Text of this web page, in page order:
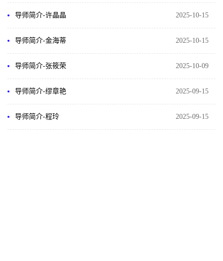
2025-10-15
导师简介-许晶晶
2025-10-15
导师简介-金海蒂
2025-10-09
导师简介-张筱荣
2025-09-15
导师简介-缪章艳
2025-09-15
导师简介-程玲